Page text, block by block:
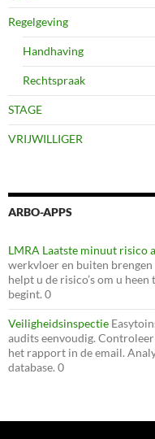
Regelgeving
Handhaving
Rechtspraak
STAGE
VRIJWILLIGER
ARBO-APPS
LMRA Laatste minuut risico
werkvloer en buiten brengen
helpt u de risico’s om u
begint. 0
Veiligheidsinspectie
audits eenvoudig.
het rapport in de email.
database. 0